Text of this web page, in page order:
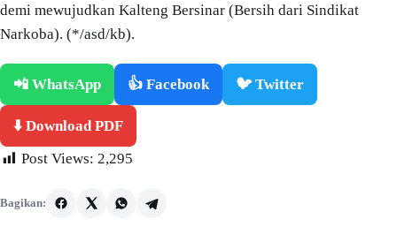
demi mewujudkan Kalteng Bersinar (Bersih dari Sindikat
Narkoba). (*/asd/kb).
📲 WhatsApp 👍 Facebook 🐦 Twitter
⬇️ Download PDF
Post Views: 2,295
Bagikan: